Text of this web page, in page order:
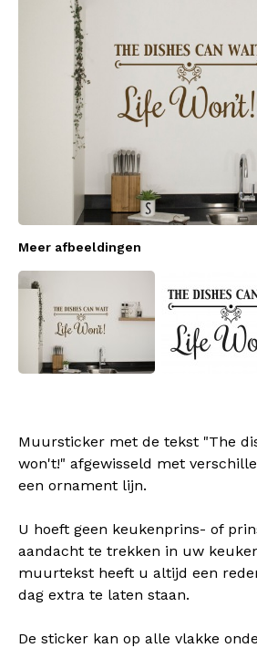
Meer afbeeldingen
Muursticker met de tekst "The
won't!" afgewisseld met
een ornament lijn.
U hoeft geen keukenprins- of
aandacht te trekken in uw
muurtekst heeft u altijd een
dag extra te laten staan.
De sticker kan op alle vlakke